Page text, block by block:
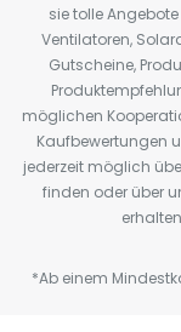
sie tolle
Ventilatoren,
Gutscheine,
möglichen
Kaufbewertungen
jederzeit möglich
finden oder über
*Ab einem